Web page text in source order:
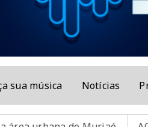
sua música Notícias